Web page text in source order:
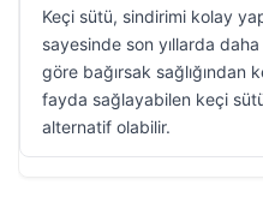
Keçi sütü, sindirimi kolay
sayesinde son yıllarda
göre bağırsak
fayda sağlayabilen keçi
alternatif olabilir.